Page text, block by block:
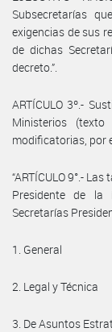
Subsecretarías
exigencias de sus
de dichas
decreto.”.
ARTÍCULO 3º.-
Ministerios
modificatorias, por
“ARTÍCULO 9°.-
Presidente de la
Secretarías
1. General
2. Legal y Técnica
3. De Asuntos